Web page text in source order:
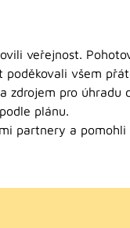
veřejnost.
všem
zdrojem pro
plánu.
partnery a